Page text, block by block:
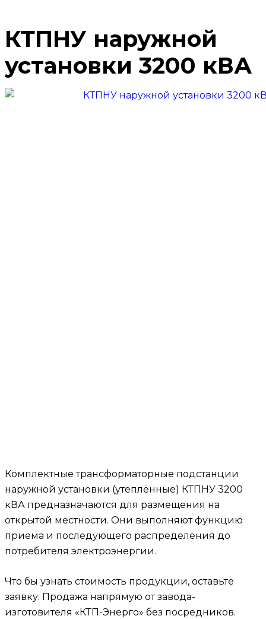
КТПНУ наружной
установки 3200 кВА
Комплектные трансформаторные подстанции
наружной установки (утеплённые) КТПНУ 3200
кВА предназначаются для размещения на
открытой местности. Они выполняют функцию
приема и последующего распределения до
потребителя электроэнергии.
Что бы узнать стоимость продукции, оставьте
заявку. Продажа напрямую от завода-
изготовителя «КТП-Энерго» без посредников.